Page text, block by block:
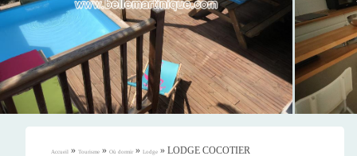
Accueil » Tourisme » Où dormir » Lodge » LODGE COCOTIER